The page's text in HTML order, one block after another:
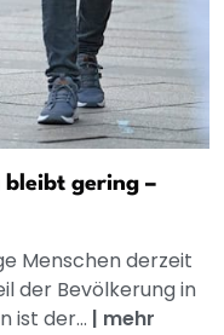
bleibt gering –
Menschen derzeit
der Bevölkerung in
ist der... | mehr